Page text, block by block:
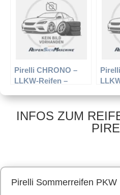
Winterreifen
Pirelli CHRONO –
LLKW-Reifen –
– Sommerreifen
INFOS ZUM
Pirelli Sommerreifen PKW